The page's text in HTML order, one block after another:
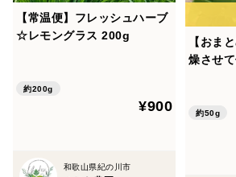
【常温便】フレッシュハーブ
☆レモングラス 200g
約200g
¥900
和歌山県紀の川市
【おま
燥させ
約50g